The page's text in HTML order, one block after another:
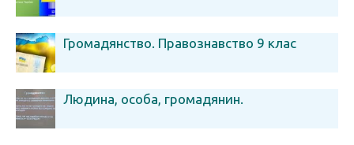
Громадянство. Правознавство 9 клас
Людина, особа, громадянин.